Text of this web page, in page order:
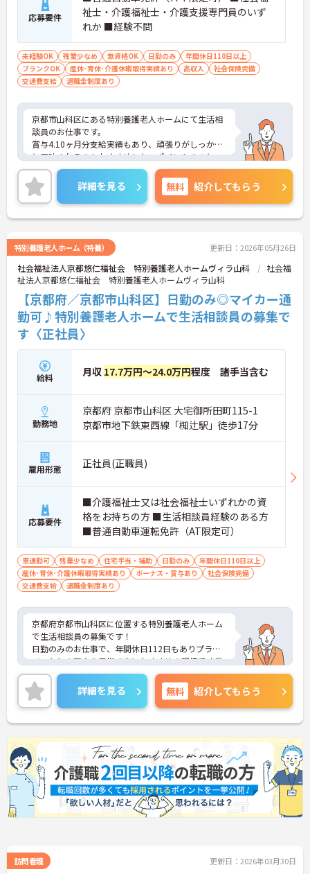
応募要件
祉士・介護福祉士・介護支援専門員のいず
れか ■経験不問
未経験OK 残業少なめ 無資格OK 日勤のみ
年間休日110日以上
ブランクOK
産休･育休･介護休暇取得実績あり 高収入
社会保険完備
交通費支給
退職金制度あり
京都市山科区にある特別養護老人ホームにて生活相
談員のお仕事です。
賞与4.10ヶ月分支給実績もあり、頑張りがしっかり
と反映されるのもおすすめしたいポイントのひとつ
☆
日勤帯のみのお仕事ですので、ご家庭をお持ちの方
も働きやすい勤務時間でオススメです!
ご興味がある方は是非一度マイナビまでお問い合わ
せください。さらに詳細などお伝えします！
詳細を見る 無料 紹介してもらう
特別養護老人ホーム（特養） 更新日：2026年05月26日
社会福祉法人京都悠仁福祉会 特別養護老人ホームヴィラ山科
社会福
祉法人京都悠仁福祉会 特別養護老人ホームヴィラ山科
【京都府／京都市山科区】日勤のみ◎マイカー通
勤可♪特別養護老人ホームで生活相談員の募集で
す〈正社員〉
給料 月収 17.7万円～24.0万円程度 諸手当含む
勤務地
京都府 京都市山科区 大宅御所田町115-1
京都市地下鉄東西線「椥辻駅」徒歩17分
雇用形態 正社員(正職員)
応募要件
■介護福祉士又は社会福祉士いずれかの資
格をお持ちの方 ■生活相談員経験のある方
■普通自動車運転免許（AT限定可）
車通勤可 残業少なめ 住宅手当・補助 日勤のみ
年間休日110日以上
産休･育休･介護休暇取得実績あり
ボーナス・賞与あり
社会保険完備
交通費支給
退職金制度あり
京都府京都市山科区に位置する特別養護老人ホーム
で生活相談員の募集です！
日勤のみのお仕事で、年間休日112日もありプライ
ベートとの両立を目指す方におすすめの環境です◎
無料駐車場もある為マイカーでの通勤も楽々♪昇給
や賞与制度があり、頑張りが評価されてしっかりと
還元されます。さらに各種手当もあるのは嬉しいポ
イントです◎しっかりとしたフォロー体制で、経験
に関わらず安心してスタートできます。
こちらの求人にご興味がございましたら面接のポイ
ントもお伝えしますので是非ご応募お待ちしており
ます。
詳細を見る 無料 紹介してもらう
訪問看護 更新日：2026年03月30日